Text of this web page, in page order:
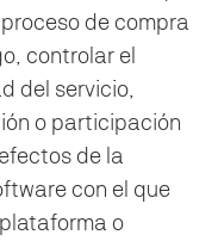
de compra
controlar el
del servicio,
o participación
de la
con el que
o